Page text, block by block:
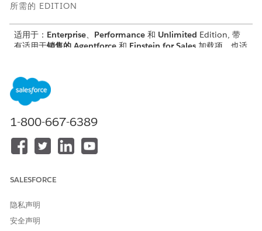
所需的 EDITION
适用于： Enterprise、 Performance 和 Unlimited Edition, 带
有适用于销售的 Agentforce 和 Einstein for Sales 加载项。也适
所需用户权限
要使用 Agentforce Sales
Agent for Gemini，并将其连
接到 Salesforce 帐户：
单击客服人员，然后选择 Agentforce Sales Agent。
开始新聊天。
1-800-667-6389
SALESFORCE
隐私声明
安全声明